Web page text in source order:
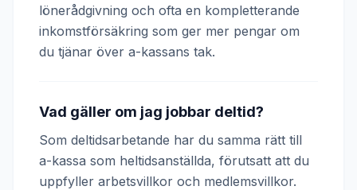
lönerådgivning och ofta en kompletterande
inkomstförsäkring som ger mer pengar om
du tjänar över a-kassans tak.
Vad gäller om jag jobbar deltid?
Som deltidsarbetande har du samma rätt till
a-kassa som heltidsanställda, förutsatt att du
uppfyller arbetsvillkor och medlemsvillkor.